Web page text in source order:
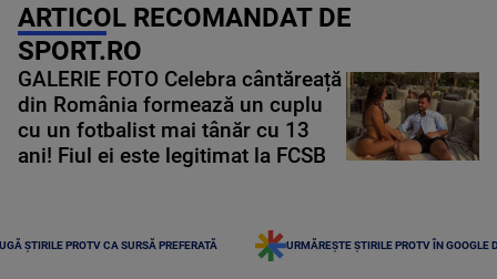
ARTICOL RECOMANDAT DE
SPORT.RO
GALERIE FOTO Celebra cântăreață
din România formează un cuplu
cu un fotbalist mai tânăr cu 13
ani! Fiul ei este legitimat la FCSB
ȘTIRILE PROTV CA SURSĂ PREFERATĂ URMĂREȘTE ȘTIRILE PROTV ÎN GOOGLE